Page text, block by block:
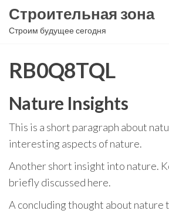
Перейти
Строительная зона
Строим будущее сегодня
RB0Q8TQL
Nature Insights
This is a short paragraph about
interesting aspects of nature.
Another short insight into nature.
briefly discussed here.
A concluding thought about nature